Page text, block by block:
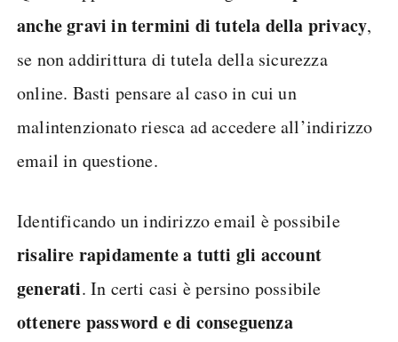
anche gravi in termini di tutela della privacy,
se non addirittura di tutela della sicurezza
online. Basti pensare al caso in cui un
malintenzionato riesca ad accedere all’indirizzo
email in questione.
Identificando un indirizzo email è possibile
risalire rapidamente a tutti gli account
generati. In certi casi è persino possibile
ottenere password e di conseguenza